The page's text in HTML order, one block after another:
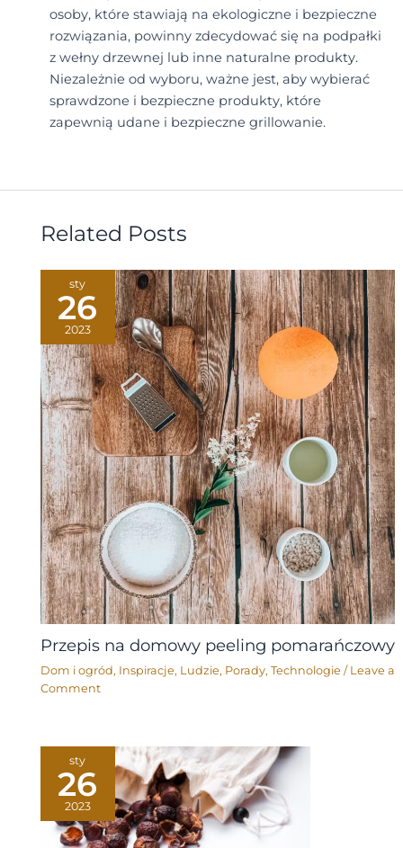
osoby, które stawiają na ekologiczne i bezpieczne
rozwiązania, powinny zdecydować się na podpałki
z wełny drzewnej lub inne naturalne produkty.
Niezależnie od wyboru, ważne jest, aby wybierać
sprawdzone i bezpieczne produkty, które
zapewnią udane i bezpieczne grillowanie.
Related Posts
sty
26
2023
Przepis na domowy peeling pomarańczowy
Dom i ogród, Inspiracje, Ludzie, Porady, Technologie / Leave a
Comment
sty
26
2023